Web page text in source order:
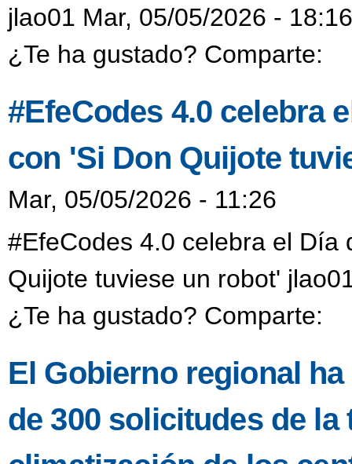
jlao01 Mar, 05/05/2026 - 18:16
¿Te ha gustado? Comparte:
#EfeCodes 4.0 celebra
con 'Si Don Quijote
Mar, 05/05/2026 - 11:26
#EfeCodes 4.0 celebra el Día
Quijote tuviese un robot'
¿Te ha gustado? Comparte:
El Gobierno regional
de 300 solicitudes de